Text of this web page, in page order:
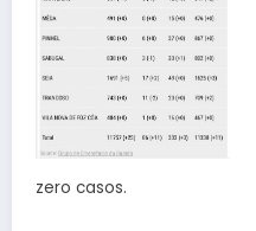
zero casos.